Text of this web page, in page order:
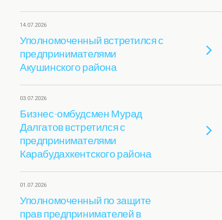
14.07.2026
Уполномоченный встретился с
предпринимателями
Акушинского района
03.07.2026
Бизнес-омбудсмен Мурад
Далгатов встретился с
предпринимателями
Карабудахкентского района
01.07.2026
Уполномоченный по защите
прав предпринимателей в